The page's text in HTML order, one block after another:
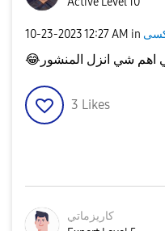
‎10-23-202312:27 AM in
😂 شي انزل المنشور
3 Likes
كاريزماتي